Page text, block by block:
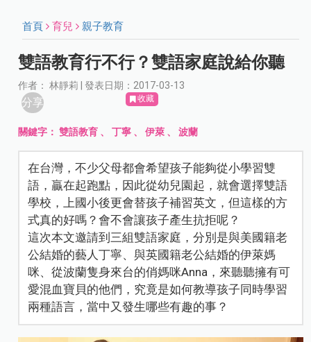
首頁 育兒 親子教育
雙語教育行不行？雙語家庭說給你聽
作者： 林靜莉 | 發表日期：2017-03-13
分享 收藏
關鍵字：雙語教育 、丁寧 、伊萊 、波蘭
在台灣，不少父母都會希望孩子能夠從小學習雙
語，贏在起跑點，因此從幼兒園起，就會選擇雙語
學校，上國小後更會替孩子補習英文，但這樣的方
式真的好嗎？會不會讓孩子產生抗拒呢？
這次本文邀請到三組雙語家庭，分別是與美國籍老
公結婚的藝人丁寧、與英國籍老公結婚的伊萊媽
咪、從波蘭隻身來台的俏媽咪Anna，來聽聽擁有可
愛混血寶貝的他們，究竟是如何教導孩子同時學習
兩種語言，當中又發生哪些有趣的事？